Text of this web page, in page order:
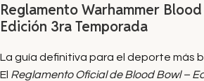
Reglamento Warhammer
Edición 3ra Temporada
La guía definitiva para el deporte más
El Reglamento Oficial de Blood Bowl –